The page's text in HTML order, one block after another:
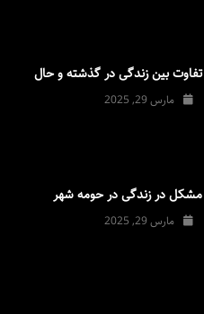
تفاوت بین زندگی در گذشته و حال
مارس 29, 2025
مشکل در زندگی در حومه شهر
مارس 29, 2025